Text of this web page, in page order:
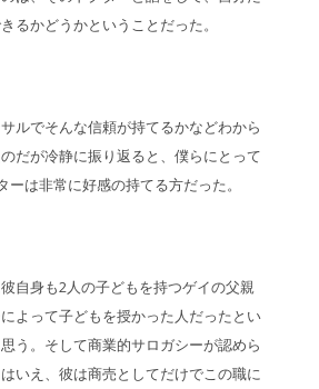
るかどうかということだった。
ルでそんな信頼が持てるかなどわから
だが冷静に振り返ると、僕らにとって
ーは非常に好感の持てる方だった。
自身も2人の子どもを持つゲイの父親
よって子どもを授かった人だったとい
う。そして商業的サロガシーが認めら
いえ、彼は商売としてだけでこの職に